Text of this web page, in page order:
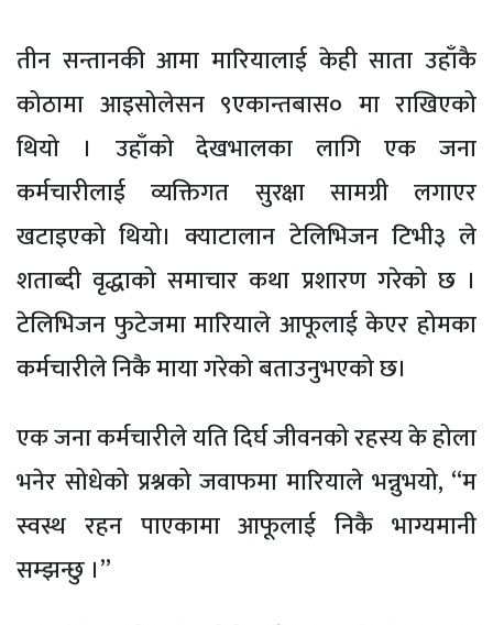
तीन सन्तानकी आमा मारियालाई केही साता उहाँकै
कोठामा आइसोलेसन ९एकान्तबास० मा राखिएको
थियो । उहाँको देखभालका लागि एक जना
कर्मचारीलाई व्यक्तिगत सुरक्षा सामग्री लगाएर
खटाइएको थियो। क्याटालान टेलिभिजन टिभी३ ले
शताब्दी वृद्धाको समाचार कथा प्रशारण गरेको छ ।
टेलिभिजन फुटेजमा मारियाले आफूलाई केएर होमका
कर्मचारीले निकै माया गरेको बताउनुभएको छ।
एक जना कर्मचारीले यति दिर्घ जीवनको रहस्य के होला
भनेर सोधेको प्रश्नको जवाफमा मारियाले भन्नुभयो, “म
स्वस्थ रहन पाएकामा आफूलाई निकै भाग्यमानी
सम्झन्छु ।”